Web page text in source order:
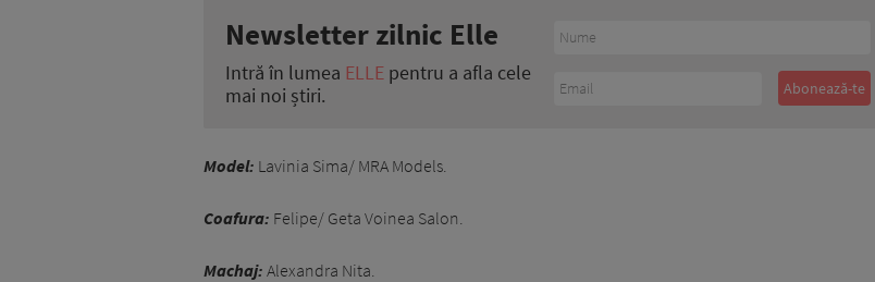
Newsletter zilnic Elle
Intră în lumea ELLE pentru a afla cele
mai noi știri.
Model: Lavinia Sima/ MRA Models.
Coafura: Felipe/ Geta Voinea Salon.
Machaj: Alexandra Nita.